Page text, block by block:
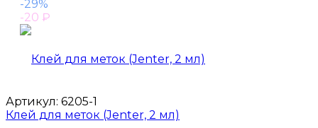
-29%
-20 ₽
Артикул: 6205-1
Клей для меток (Jenter, 2 мл)